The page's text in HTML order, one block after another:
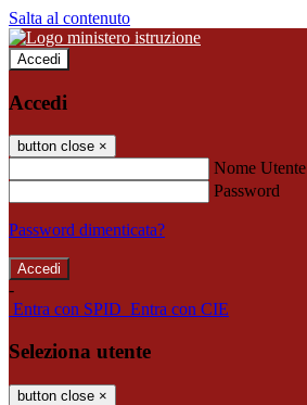
Salta al contenuto
Accedi
Accedi
button close ×
Nome Utente
Password
Password dimenticata?
-
Entra con SPID Entra con CIE
Seleziona utente
button close ×